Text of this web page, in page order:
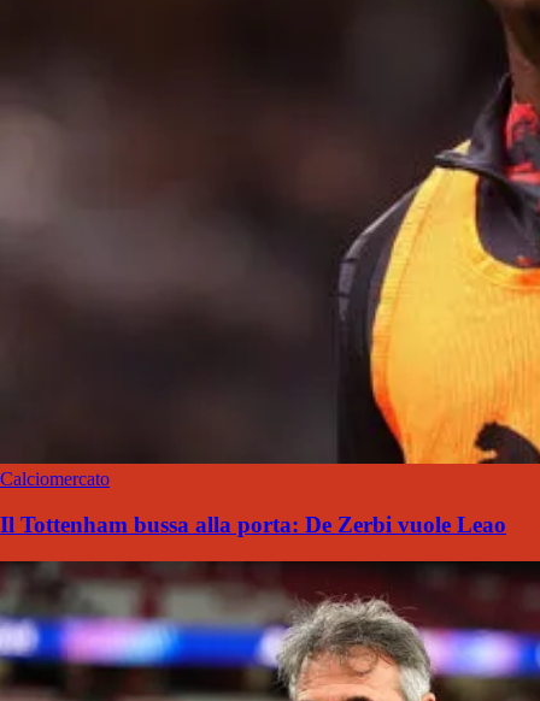
Calciomercato
Il Tottenham bussa alla porta: De Zerbi vuole Leao